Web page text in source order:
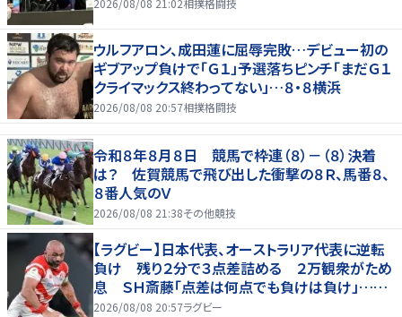
2026/08/08 21:02相撲格闘技
ウルフアロン、成田蓮に屈辱完敗…デビュー初の
ギブアップ負けで「Ｇ１」予選落ちピンチ「まだＧ１
クライマックス終わってない」…８・８横浜
2026/08/08 20:57相撲格闘技
令和８年８月８日 競馬で枠連（８）－（８）決着
は？ 佐賀競馬で飛び出した衝撃の８Ｒ、馬番８、
８番人気のＶ
2026/08/08 21:38その他競技
【ラグビー】日本代表、オーストラリア代表に逆転
負け 残り２分で３点差詰める ２万観衆がため
息 ＳＨ斎藤「点差は何点でも負けは負け」…前
半にＳＯ伊藤龍が先制トライ、３２ー３５で惜敗
2026/08/08 20:57ラグビー